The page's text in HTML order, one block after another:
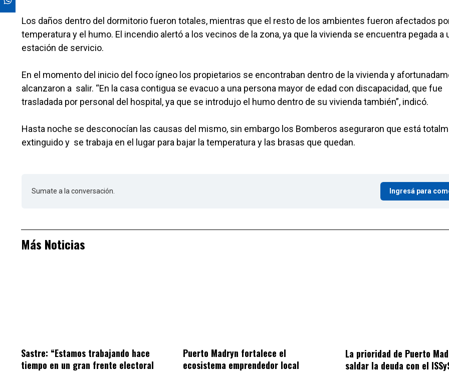
Los daños dentro del dormitorio fueron totales, mientras que el resto de los ambientes fueron afectados
temperatura y el humo. El incendio alertó a los vecinos de la zona, ya que la vivienda se encuentra pegada a
estación de servicio.
En el momento del inicio del foco ígneo los propietarios se encontraban dentro de la vivienda y
alcanzaron a salir. “En la casa contigua se evacuo a una persona mayor de edad con discapacidad, que fue
trasladada por personal del hospital, ya que se introdujo el humo dentro de su vivienda también”, indicó.
Hasta noche se desconocían las causas del mismo, sin embargo los Bomberos aseguraron que está
extinguido y se trabaja en el lugar para bajar la temperatura y las brasas que quedan.
Sumate a la conversación. Ingresá para
Más Noticias
Sastre: “Estamos trabajando hace
tiempo en un gran frente electoral
Puerto Madryn fortalece el
ecosistema emprendedor local
La prioridad de Puerto
saldar la deuda con el